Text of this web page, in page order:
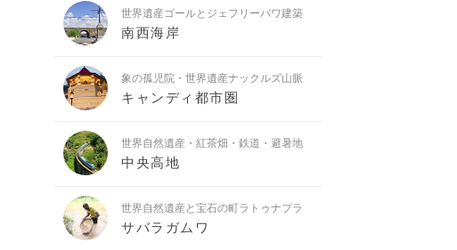
世界遺産ゴールとジェフリーバワ建築
南西海岸
象の孤児院・世界遺産ナックルズ山脈
キャンディ都市圏
世界自然遺産・紅茶畑・鉄道・避暑地
中央高地
世界自然遺産と宝石の町ラトゥナプラ
サバラガムワ